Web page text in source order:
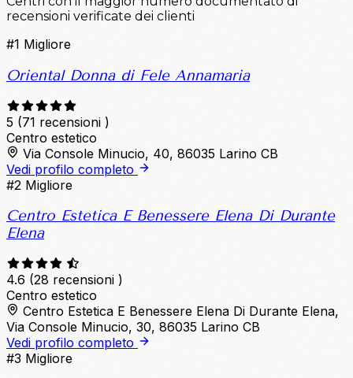
recensioni verificate dei clienti
#1 Migliore
Oriental Donna di Fele Annamaria
5 (71 recensioni )
Centro estetico
Via Console Minucio, 40, 86035 Larino CB
Vedi profilo completo
#2 Migliore
Centro Estetica E Benessere Elena Di Durante
Elena
4.6 (28 recensioni )
Centro estetico
Centro Estetica E Benessere Elena Di Durante Elena,
Via Console Minucio, 30, 86035 Larino CB
Vedi profilo completo
#3 Migliore